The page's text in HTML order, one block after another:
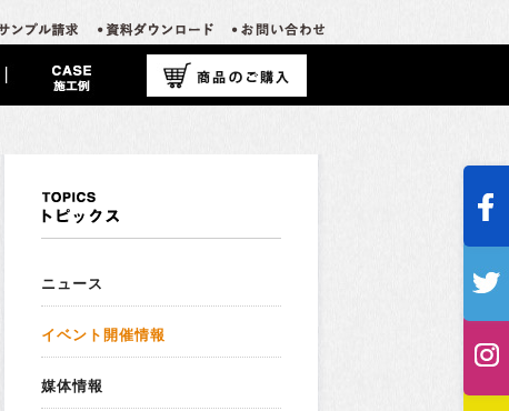
ニュース
イベント開催情報
媒体情報